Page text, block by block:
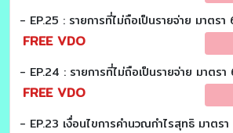
FREE VDO
FREE VDO